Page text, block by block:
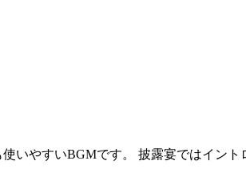
いやすいBGMです。 披露宴ではイン